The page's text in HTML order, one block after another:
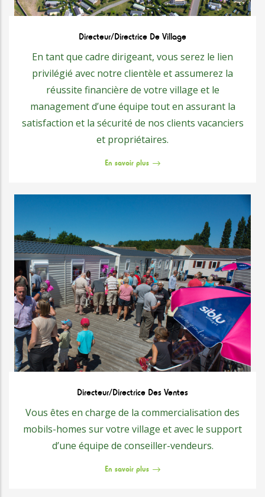
Directeur/Directrice De Village
En tant que cadre dirigeant, vous serez le lien
privilégié avec notre clientèle et assumerez la
réussite financière de votre village et le
management d’une équipe tout en assurant la
satisfaction et la sécurité de nos clients vacanciers
et propriétaires.
En savoir plus
Directeur/Directrice Des Ventes
Vous êtes en charge de la commercialisation des
mobils-homes sur votre village et avec le support
d’une équipe de conseiller-vendeurs.
En savoir plus